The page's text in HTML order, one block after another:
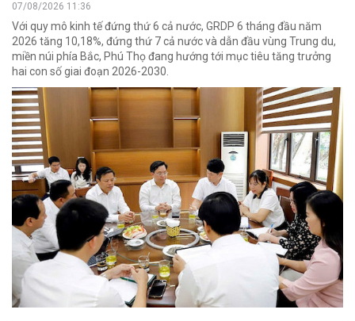
07/08/2026 11:36
Với quy mô kinh tế đứng thứ 6 cả nước, GRDP 6 tháng đầu năm
2026 tăng 10,18%, đứng thứ 7 cả nước và dẫn đầu vùng Trung du,
miền núi phía Bắc, Phú Thọ đang hướng tới mục tiêu tăng trưởng
hai con số giai đoạn 2026-2030.